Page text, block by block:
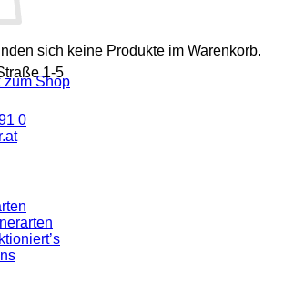
sich keine Produkte im Warenkorb.
zum Shop
1-5
0